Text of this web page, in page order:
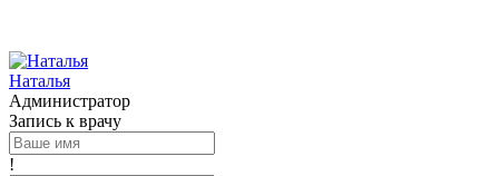
Наталья
Администратор
Запись к врачу
!